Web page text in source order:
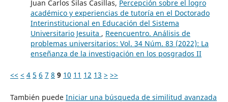
Juan Carlos Silas Casillas, Percepción sobre el logro
académico y experiencias de tutoría en el Doctorado
Interinstitucional en Educación del Sistema
Universitario Jesuita , Reencuentro. Análisis de
problemas universitarios: Vol. 34 Núm. 83 (2022): La
enseñanza de la investigación en los posgrados II
<< < 4 5 6 7 8 9 10 11 12 13 > >>
También puede Iniciar una búsqueda de similitud avanzada